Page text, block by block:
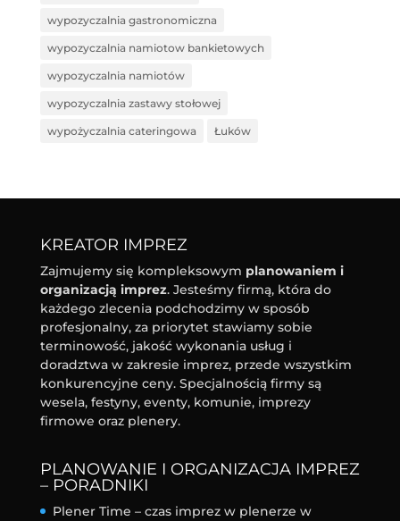
wypozyczalnia gastronomiczna
wypozyczalnia namiotow bankietowych
wypozyczalnia namiotów
wypozyczalnia zastawy stołowej
wypożyczalnia cateringowa Łuków
KREATOR IMPREZ
Zajmujemy się kompleksowym planowaniem i
organizacją imprez. Jesteśmy firmą, która do
każdego zlecenia podchodzimy w sposób
profesjonalny, za priorytet stawiamy sobie
terminowość, jakość wykonania usług i
doradztwa w zakresie imprez, przede wszystkim
konkurencyjne ceny. Specjalnością firmy są
wesela, festyny, eventy, komunie, imprezy
firmowe oraz plenery.
PLANOWANIE I ORGANIZACJA IMPREZ
– PORADNIKI
Plener Time – czas imprez w plenerze w